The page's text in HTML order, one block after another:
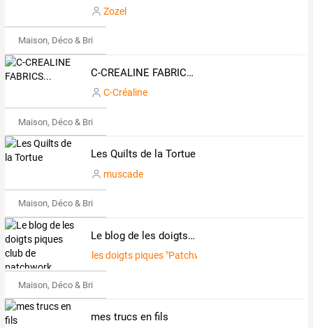
Zozel
Maison, Déco & Bricolage
C-CREALINE FABRICS...
C-Créaline
Maison, Déco & Bricolage
Les Quilts de la Tortue
muscade
Maison, Déco & Bricolage
Le blog de les doigts piques club de patchwork
les doigts piques "Patchwork & Dentelles"
Maison, Déco & Bricolage
mes trucs en fils